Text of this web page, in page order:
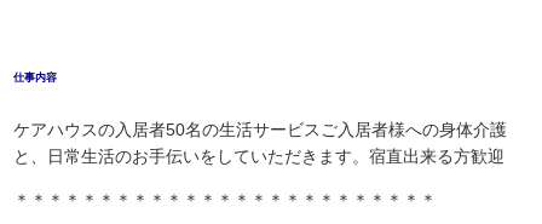
仕事内容
ケアハウスの入居者50名の生活サービスご入居者様への身体介護
と、日常生活のお手伝いをしていただきます。宿直出来る方歓迎
＊＊＊＊＊＊＊＊＊＊＊＊＊＊＊＊＊＊＊＊＊＊＊＊＊